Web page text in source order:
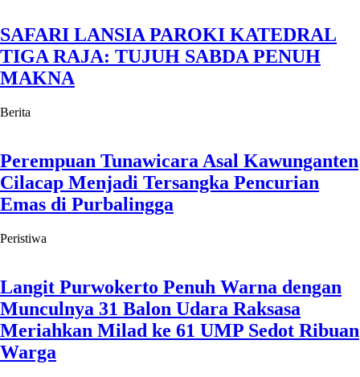
SAFARI LANSIA PAROKI KATEDRAL
TIGA RAJA: TUJUH SABDA PENUH
MAKNA
Berita
Perempuan Tunawicara Asal Kawunganten
Cilacap Menjadi Tersangka Pencurian
Emas di Purbalingga
Peristiwa
Langit Purwokerto Penuh Warna dengan
Munculnya 31 Balon Udara Raksasa
Meriahkan Milad ke 61 UMP Sedot Ribuan
Warga